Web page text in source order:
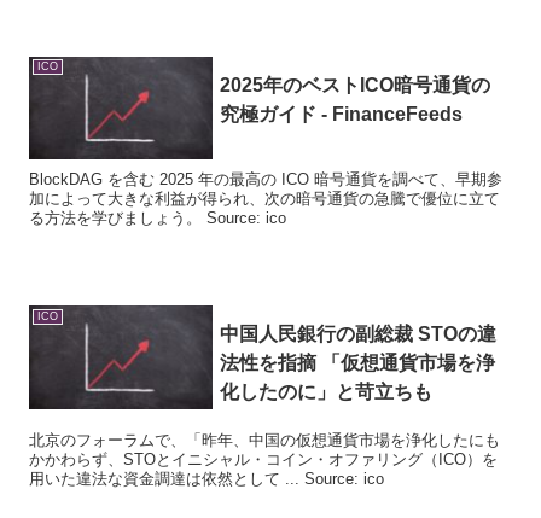
ICO
2025年のベスト ICO暗号通貨の
究極ガイド - FinanceFeeds
BlockDAG を含む 2025 年の最高の ICO 暗号通貨を調べて、早期参
加によって大きな利益が得られ、次の暗号通貨の急騰で優位に立て
る方法を学びましょう。 Source: ico
ICO
中国人民銀行の副総裁 STOの違
法性を指摘 「仮想通貨市場を浄
化したのに」と苛立ちも
北京のフォーラムで、「昨年、中国の仮想通貨市場を浄化したにも
かかわらず、STOとイニシャル・コイン・オファリング（ICO）を
用いた違法な資金調達は依然として ... Source: ico